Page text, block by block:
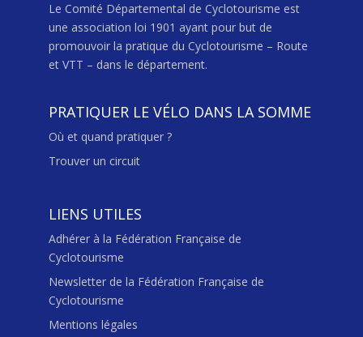
Le Comité Départemental de Cyclotourisme est
une association loi 1901 ayant pour but de
promouvoir la pratique du Cyclotourisme – Route
et VTT – dans le département.
PRATIQUER LE VÉLO DANS LA SOMME
Où et quand pratiquer ?
Trouver un circuit
LIENS UTILES
Adhérer à la Fédération Française de
Cyclotourisme
Newsletter de la Fédération Française de
Cyclotourisme
Mentions légales